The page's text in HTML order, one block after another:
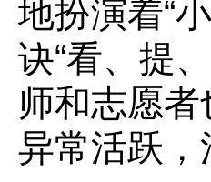
地扮演着“
诀“看、提
师和志愿
异常活跃